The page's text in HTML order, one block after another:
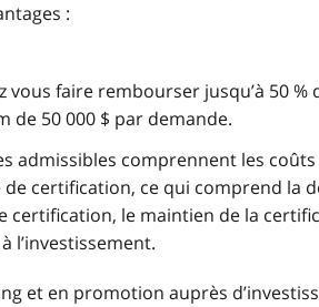
:
vous faire rembourser jusqu’à 50
de 50 000 $ par demande.
admissibles comprennent les
certification, ce qui comprend la
certification, le maintien de la
l’investissement.
et en promotion auprès